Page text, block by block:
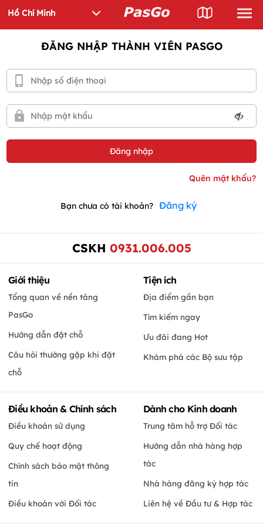
ĐĂNG NHẬP THÀNH VIÊN PASGO
Bạn chưa có tài khoản? Đăng ký
CSKH 0931.006.005
Giới thiệu
Tổng quan về nền tảng
PasGo
Hướng dẫn đặt chỗ
Câu hỏi thường gặp khi đặt
chỗ
Tiện ích
Địa điểm gần bạn
Tìm kiếm ngay
Ưu đãi đang Hot
Khám phá các Bộ sưu tập
Điều khoản & Chính sách
Điều khoản sử dụng
Quy chế hoạt động
Chính sách bảo mật thông
tin
Điều khoản với Đối tác
Dành cho Kinh doanh
Trung tâm hỗ trợ Đối tác
Hướng dẫn nhà hàng hợp
tác
Nhà hàng đăng ký hợp tác
Liên hệ về Đầu tư & Hợp tác